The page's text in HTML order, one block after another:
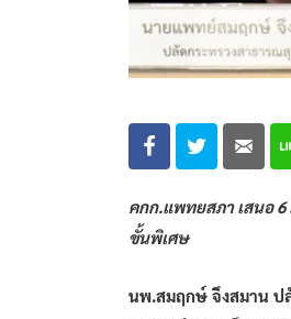
คกก.แพทยสภา เสนอ
ขั้นพิเศษ
นพ.สมฤกษ์ จึงสมาน ป